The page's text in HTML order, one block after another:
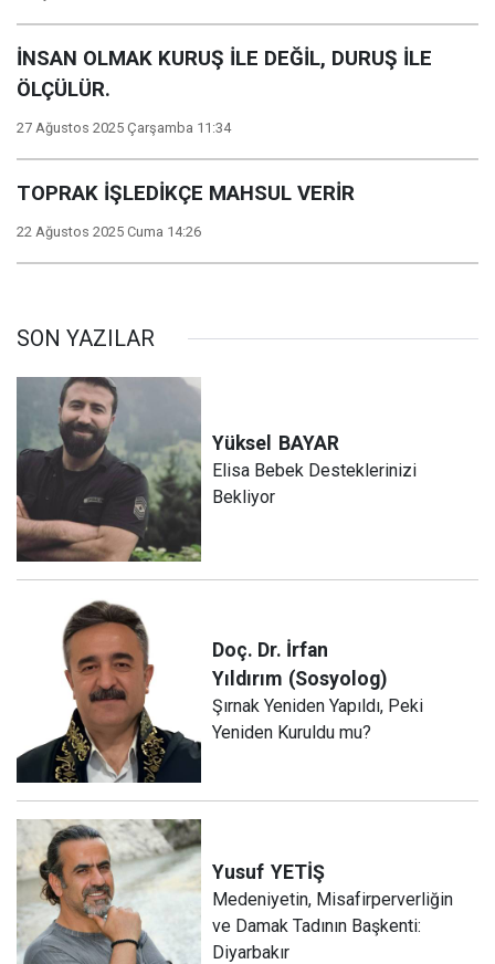
İNSAN OLMAK KURUŞ İLE DEĞİL, DURUŞ İLE
ÖLÇÜLÜR.
27 Ağustos 2025 Çarşamba 11:34
TOPRAK İŞLEDİKÇE MAHSUL VERİR
22 Ağustos 2025 Cuma 14:26
SON YAZILAR
Yüksel BAYAR
Elisa Bebek Desteklerinizi
Bekliyor
Doç. Dr. İrfan
Yıldırım (Sosyolog)
Şırnak Yeniden Yapıldı, Peki
Yeniden Kuruldu mu?
Yusuf YETİŞ
Medeniyetin, Misafirperverliğin
ve Damak Tadının Başkenti:
Diyarbakır